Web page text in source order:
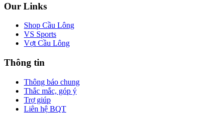
Our Links
Shop Cầu Lông
VS Sports
Vợt Cầu Lông
Thông tin
Thông báo chung
Thắc mắc, góp ý
Trợ giúp
Liên hệ BQT